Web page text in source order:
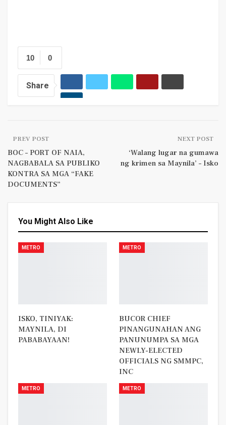
0
10
Share
PREV POST
BOC – PORT OF NAIA,
NAGBABALA SA PUBLIKO
KONTRA SA MGA “FAKE
DOCUMENTS”
NEXT POST
‘Walang lugar na gumawa
ng krimen sa Maynila’ – Isko
You Might Also Like
METRO
ISKO, TINIYAK:
MAYNILA, DI
PABABAYAAN!
METRO
BUCOR CHIEF
PINANGUNAHAN ANG
PANUNUMPA SA MGA
NEWLY-ELECTED
OFFICIALS NG SMMPC,
INC
METRO METRO